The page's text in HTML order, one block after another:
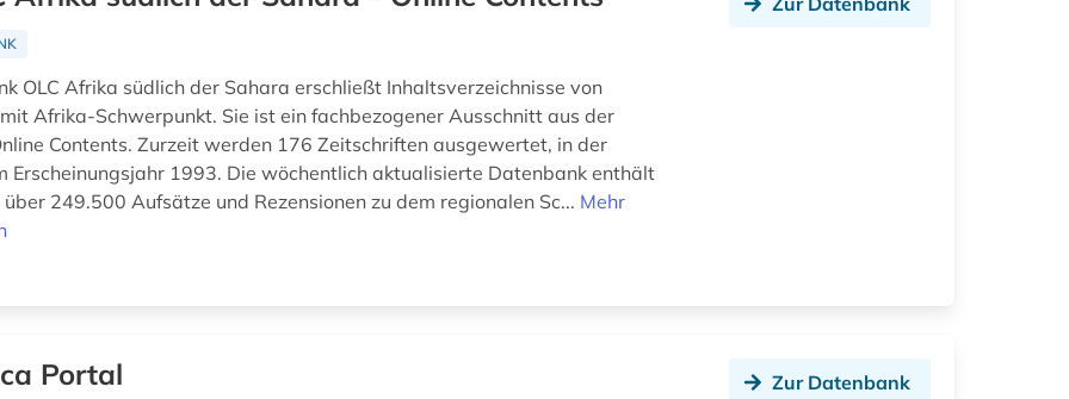
OLC Afrika südlich der Sahara erschließt Inhaltsverzeichnisse von
Afrika-Schwerpunkt. Sie ist ein fachbezogener Ausschnitt aus der
Contents. Zurzeit werden 176 Zeitschriften ausgewertet, in der
Erscheinungsjahr 1993. Die wöchentlich aktualisierte Datenbank enthält
249.500 Aufsätze und Rezensionen zu dem regionalen Sc... Mehr
Portal Zur Datenbank